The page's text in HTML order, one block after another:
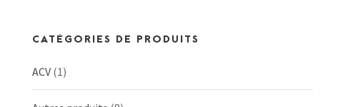
CATÉGORIES DE PRODUITS
ACV (1)